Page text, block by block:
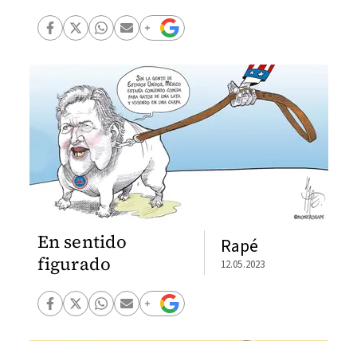
En sentido
figurado
Rapé
12.05.2023